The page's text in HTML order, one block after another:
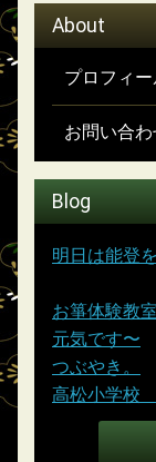
About
プロフィ
お問い合
Blog
明日は能登
お箏体験教
元気です〜
つぶやき。
高松小学校